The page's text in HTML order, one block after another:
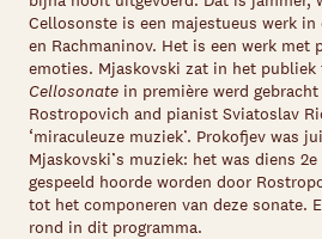
Cellosonste is een majestueus werk
en Rachmaninov. Het is een werk met
emoties. Mjaskovski zat in het publiek
Cellosonate in première werd
Rostropovich and pianist Sviatoslav
‘miraculeuze muziek’. Prokofjev was
Mjaskovski’s muziek: het was diens
gespeeld hoorde worden door
tot het componeren van deze sonate.
rond in dit programma.